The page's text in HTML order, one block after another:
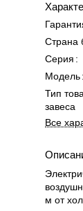
Страна
Серия :
Модель:
Тип
завеса
Все
м от